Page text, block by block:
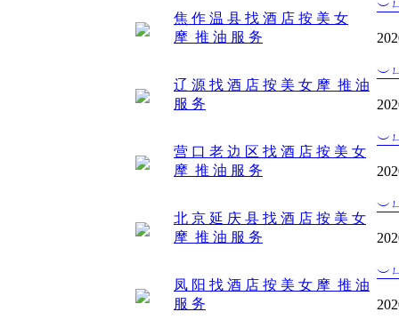
焦 作 温 县 找 酒 店 按 美 女
摩 推 油 服 务
︶
辽 源 找 酒 店 按 美 女 摩 推 油
服 务
︶
营 口 老 边 区 找 酒 店 按 美 女
摩 推 油 服 务
︶
北 京 延 庆 县 找 酒 店 按 美 女
摩 推 油 服 务
︶
凤 阳 找 酒 店 按 美 女 摩 推 油
服 务
︶